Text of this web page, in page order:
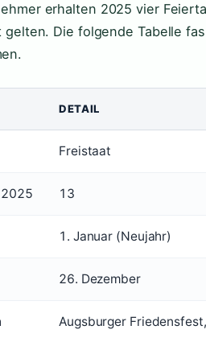
erhalten 2025 vier
Die folgende Tabelle
DETAIL
Freistaat
13
1. Januar (Neujahr)
26. Dezember
Augsburger